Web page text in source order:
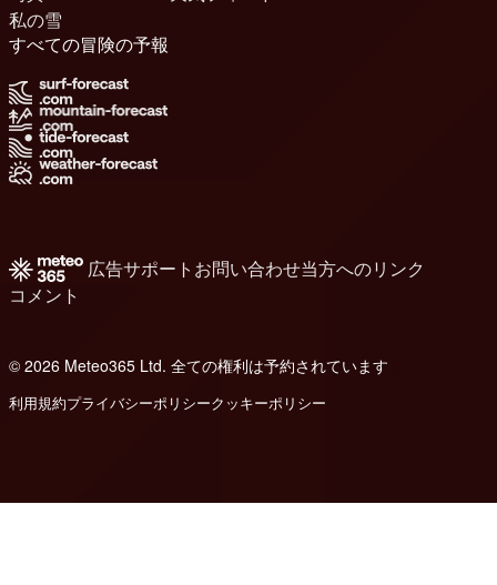
私の雪
すべての冒険の予報
広告サポート お問い合わせ当方へのリンク
コメント
© 2026 Meteo365 Ltd. 全ての権利は予約されています
利用規約プライバシーポリシークッキーポリシー